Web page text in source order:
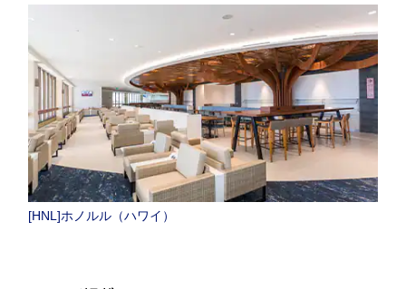
[HNL]ホノルル（ハワイ）